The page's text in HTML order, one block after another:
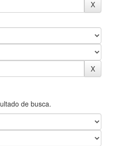
de busca.